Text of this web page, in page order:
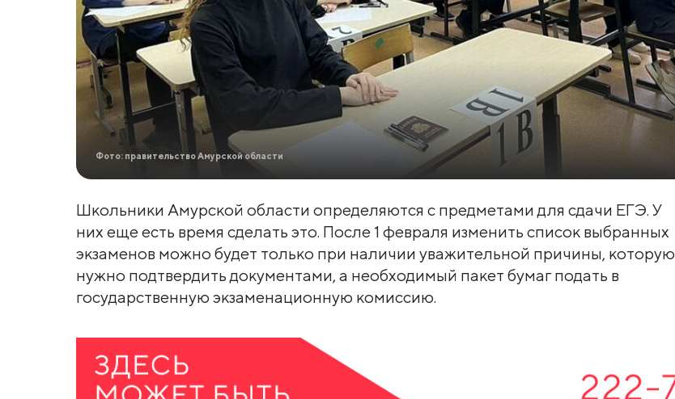
Фото: правительство Амурской области
Школьники Амурской области определяются с предметами для сдачи ЕГЭ. У
них еще есть время сделать это. После 1 февраля изменить список выбранных
экзаменов можно будет только при наличии уважительной причины, которую
нужно подтвердить документами, а необходимый пакет бумаг подать в
государственную экзаменационную комиссию.